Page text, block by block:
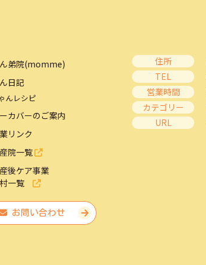
弟院(momme)
日記
んレシピ
カバーのご案内
リンク
院一覧
後ケア事業
一覧
お問い合わせ
住所
TEL
営業時間
カテゴリー
URL